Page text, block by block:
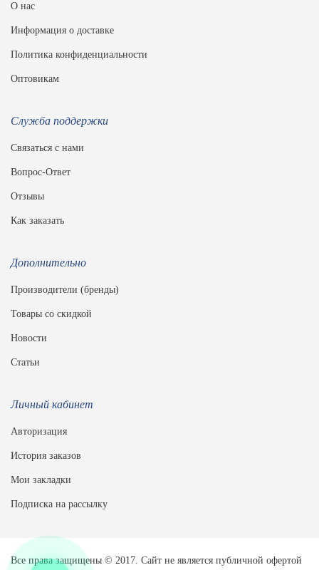
О нас
Информация о доставке
Политика конфиденциальности
Оптовикам
Служба поддержки
Связаться с нами
Вопрос-Ответ
Отзывы
Как заказать
Дополнительно
Производители (бренды)
Товары со скидкой
Новости
Статьи
Личный кабинет
Авторизация
История заказов
Мои закладки
Подписка на рассылку
Все права защищены © 2017. Сайт не является публичной офертой